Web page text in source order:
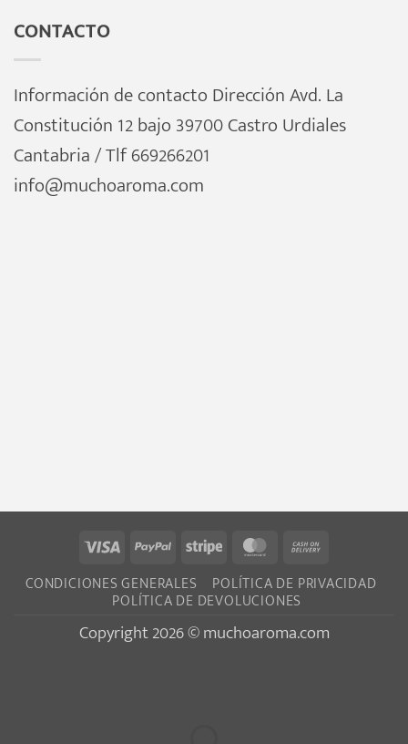
CONTACTO
Información de contacto Dirección Avd. La
Constitución 12 bajo 39700 Castro Urdiales
Cantabria / Tlf 669266201
info@muchoaroma.com
Visa PayPalStripe MasterCard
On
CONDICIONES GENERALES POLÍTICA DE PRIVACIDAD
POLÍTICA DE DEVOLUCIONES
Copyright 2026 © muchoaroma.com